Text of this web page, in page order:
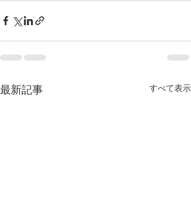
最新記事 すべて表示